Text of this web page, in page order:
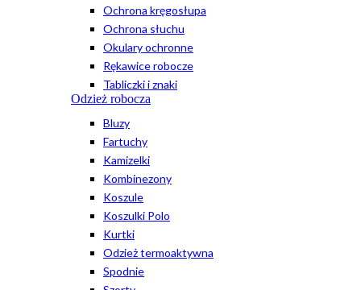
Ochrona kręgosłupa
Ochrona słuchu
Okulary ochronne
Rękawice robocze
Tabliczki i znaki
Odzież robocza
Bluzy
Fartuchy
Kamizelki
Kombinezony
Koszule
Koszulki Polo
Kurtki
Odzież termoaktywna
Spodnie